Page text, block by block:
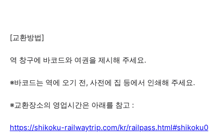
[교환방법]
역 창구에 바코드와 여권을 제시해 주세요.
※바코드는 역에 오기 전, 사전에 집 등에서 인쇄해 주세요.
※교환장소의 영업시간은 아래를 참고 :
https://shikoku-railwaytrip.com/kr/railpass.html#shikoku0